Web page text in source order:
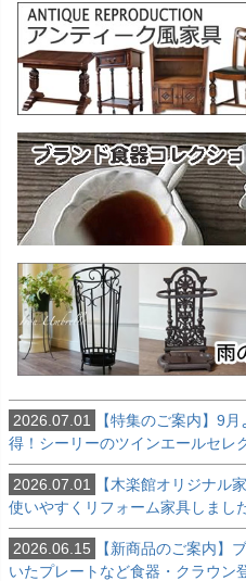
2026.07.01
【特集のご案内】9
得！シーリーのツインエールセレ
2026.07.01
【木楽館オリジナル
使いやすくリフォーム家具しまし
2026.06.15
【新商品のご案内】
いたプレートなど食器・クラウン